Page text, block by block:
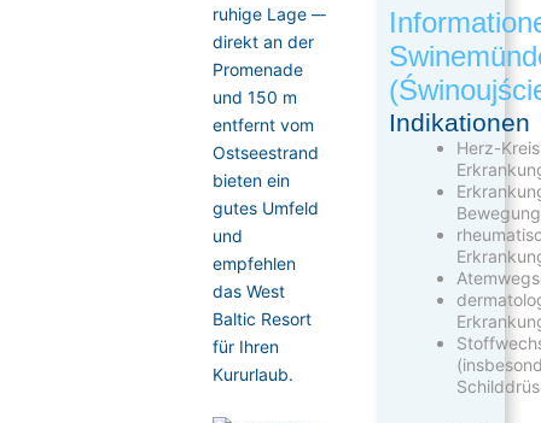
ruhige Lage ­–­
direkt an der
Promenade
und 150 m
entfernt vom
Ostseestrand
bieten ein
gutes Umfeld
und
empfehlen
das West
Baltic Resort
für Ihren
Kururlaub.
Indikationen
Herz-